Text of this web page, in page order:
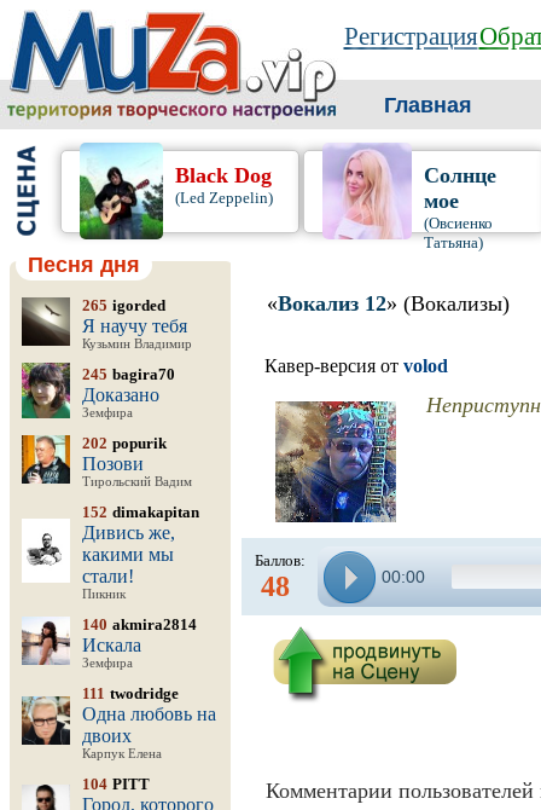
Регистрация
Главная
Black Dog
(Led Zeppelin)
Солнце
мое
(Овсиенко
Татьяна)
Песня дня
265 igorded
Я научу тебя
Кузьмин Владимир
245 bagira70
Доказано
Земфира
202 popurik
Позови
Тирольский Вадим
152 dimakapitan
Дивись же,
какими мы
стали!
Пикник
140 akmira2814
Искала
Земфира
111 twodridge
Одна любовь на
двоих
Карпук Елена
104 PITT
Город, которого
«Вокализ 12» (Вокализы)
Кавер-версия от volod
Баллов:
48 00:00
Комментарии пользователей